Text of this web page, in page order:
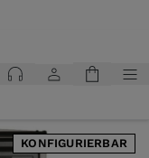
KONFIGURIERBAR